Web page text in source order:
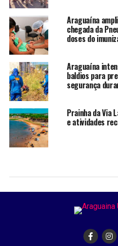
Araguaína
chegada da
doses do
Araguaína
baldios para
segurança
Prainha da Via
e atividades